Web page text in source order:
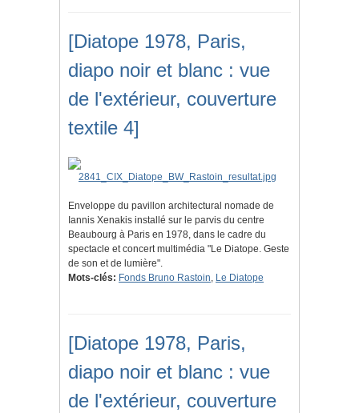
[Diatope 1978, Paris,
diapo noir et blanc : vue
de l'extérieur, couverture
textile 4]
Enveloppe du pavillon architectural nomade de
Iannis Xenakis installé sur le parvis du centre
Beaubourg à Paris en 1978, dans le cadre du
spectacle et concert multimédia "Le Diatope. Geste
de son et de lumière".
Mots-clés: Fonds Bruno Rastoin, Le Diatope
[Diatope 1978, Paris,
diapo noir et blanc : vue
de l'extérieur, couverture